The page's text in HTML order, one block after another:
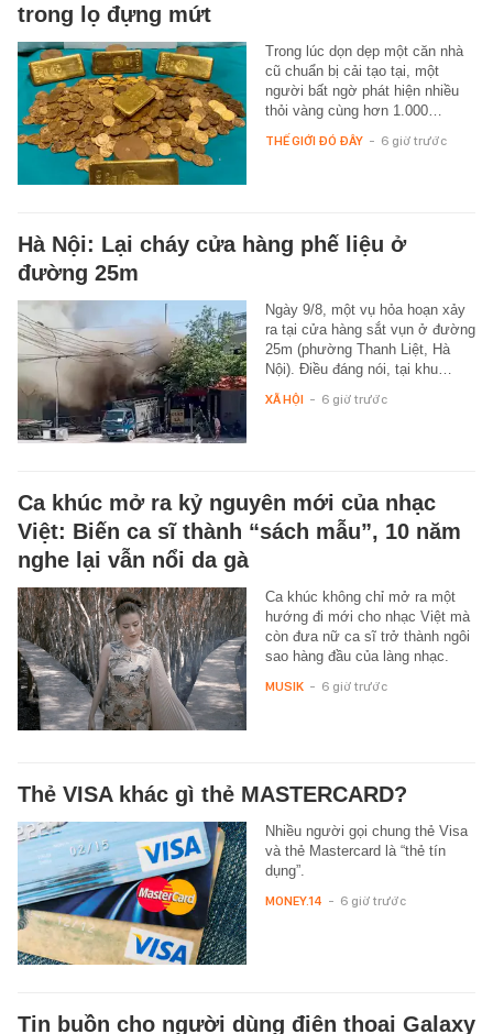
trong lọ đựng mứt
Trong lúc dọn dẹp một căn nhà
cũ chuẩn bị cải tạo tại, một
người bất ngờ phát hiện nhiều
thỏi vàng cùng hơn 1.000…
THẾ GIỚI ĐÓ ĐÂY - 6 giờ trước
Hà Nội: Lại cháy cửa hàng phế liệu ở
đường 25m
Ngày 9/8, một vụ hỏa hoạn xảy
ra tại cửa hàng sắt vụn ở đường
25m (phường Thanh Liệt, Hà
Nội). Điều đáng nói, tại khu…
XÃ HỘI - 6 giờ trước
Ca khúc mở ra kỷ nguyên mới của nhạc
Việt: Biến ca sĩ thành “sách mẫu”, 10 năm
nghe lại vẫn nổi da gà
Ca khúc không chỉ mở ra một
hướng đi mới cho nhạc Việt mà
còn đưa nữ ca sĩ trở thành ngôi
sao hàng đầu của làng nhạc.
MUSIK - 6 giờ trước
Thẻ VISA khác gì thẻ MASTERCARD?
Nhiều người gọi chung thẻ Visa
và thẻ Mastercard là “thẻ tín
dụng”.
MONEY.14 - 6 giờ trước
Tin buồn cho người dùng điện thoại Galaxy